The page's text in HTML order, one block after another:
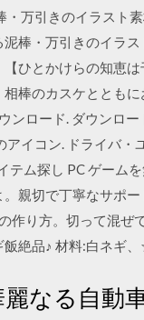
・万引きのイラス
棒・万引きのイラ
ひとかけらの知恵
棒のカスケととも
ンロード. ダウンロ
イコン. ドライバ・
テム探し PC ゲーム
親切で丁寧なサポ
作り方。切って混
絶品♪ 材料:白ネギ
麗なる自動